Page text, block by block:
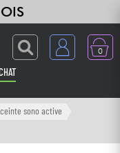
0
sono active